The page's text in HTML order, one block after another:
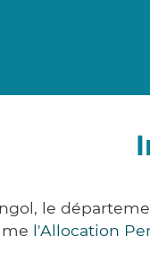
le
l'Allocation